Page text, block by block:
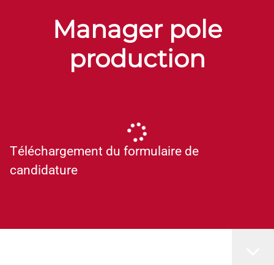
Manager pole
production
Téléchargement du formulaire de
candidature